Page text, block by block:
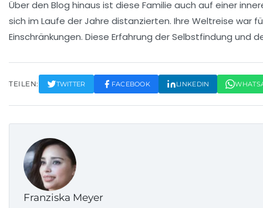
Über den Blog hinaus ist diese Familie auch auf einer
sich im Laufe der Jahre distanzierten. Ihre Weltreise war
Einschränkungen. Diese Erfahrung der Selbstfindung und
TEILEN: TWITTER FACEBOOK LINKEDIN
Franziska Meyer